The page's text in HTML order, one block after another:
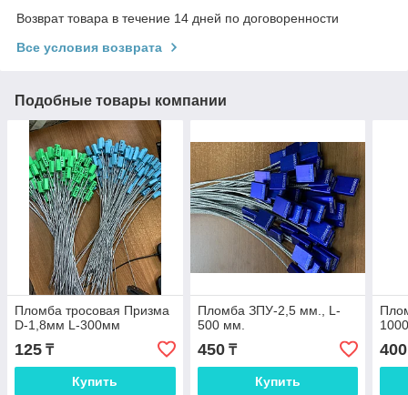
Возврат товара в течение 14 дней по договоренности
Все условия возврата
Подобные товары компании
Пломба тросовая Призма
D-1,8мм L-300мм
125 ₸
Купить
Пломба ЗПУ-2,5 мм., L-
500 мм.
450₸
Купить
400